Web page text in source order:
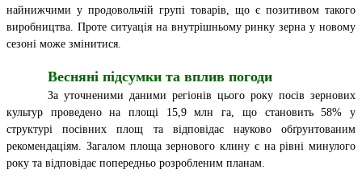
найнижчими у продовольчій групі товарів, що є позитивом такого
виробництва. Проте ситуація на внутрішньому ринку зерна у новому
сезоні може змінитися.
Весняні підсумки та вплив погоди
За уточненими даними регіонів цього року посів зернових
культур проведено на площі 15,9 млн га, що становить 58% у
структурі посівних площ та відповідає науково обґрунтованим
рекомендаціям. Загалом площа зернового клину є на рівні минулого
року та відповідає попередньо розробленим планам.